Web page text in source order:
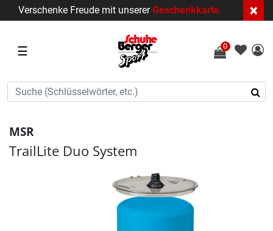
Verschenke Freude mit unsererGeschenkkarte ×
☰ 0
MSR
TrailLite Duo System